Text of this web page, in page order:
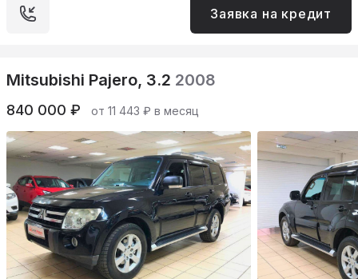
Заявка на кредит
Mitsubishi Pajero, 3.2 2008
840 000 ₽ от 11 443 ₽ в месяц